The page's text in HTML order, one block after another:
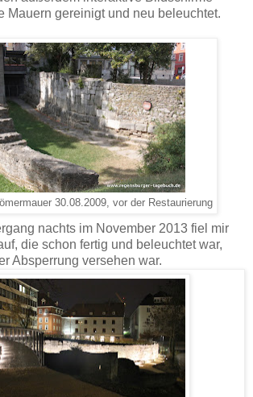
Mauern gereinigt und neu beleuchtet.
30.08.2009, vor der Restaurierung
nachts im November 2013 fiel mir
die schon fertig und beleuchtet war,
Absperrung versehen war.